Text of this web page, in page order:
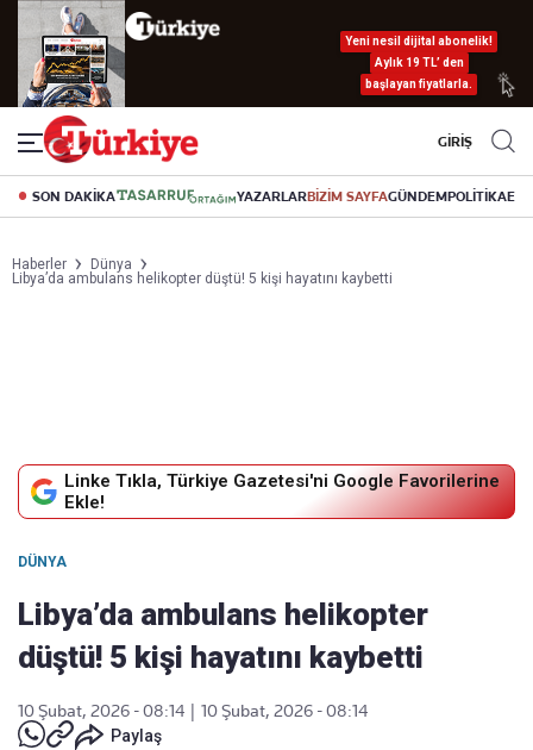
Yeni nesil dijital abonelik!
Aylık 19 TL’ den
başlayan fiyatlarla.
GİRİŞ
SON DAKİKA YAZARLARBİZİM SAYFAGÜNDEMPOLİTİKA
Haberler
Dünya
Libya’da ambulans helikopter düştü! 5 kişi hayatını kaybetti
Linke Tıkla, Türkiye Gazetesi'ni Google Favorilerine
Ekle!
DÜNYA
Libya’da ambulans helikopter
düştü! 5 kişi hayatını kaybetti
10 Şubat, 2026 - 08:14
10 Şubat, 2026 - 08:14
Paylaş